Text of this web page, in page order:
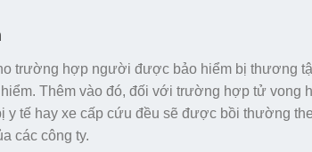
trường hợp người được bảo hiểm bị thương
Thêm vào đó, đối với trường hợp tử vong
y tế hay xe cấp cứu đều sẽ được bồi thường
các công ty.